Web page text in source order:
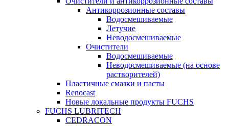
Антикоррозионные составы
Водосмешиваемые
Летучие
Неводосмешиваемые
Очистители
Водосмешиваемые
Неводосмешиваемые (на основе
растворителей)
Пластичные смазки и пасты
Renocast
Новые локальные продукты FUCHS
FUCHS LUBRITECH
CEDRACON